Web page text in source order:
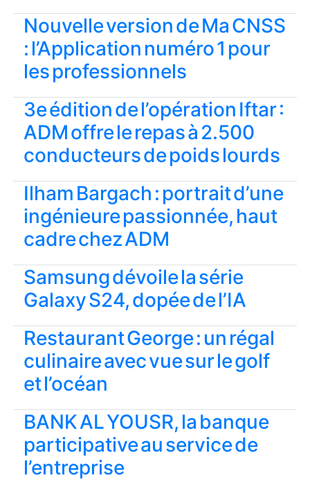
Nouvelle version de Ma CNSS
: l’Application numéro 1 pour
les professionnels
3e édition de l’opération Iftar :
ADM offre le repas à 2.500
conducteurs de poids lourds
Ilham Bargach : portrait d’une
ingénieure passionnée, haut
cadre chez ADM
Samsung dévoile la série
Galaxy S24, dopée de l’IA
Restaurant George : un régal
culinaire avec vue sur le golf
et l’océan
BANK AL YOUSR, la banque
participative au service de
l’entreprise